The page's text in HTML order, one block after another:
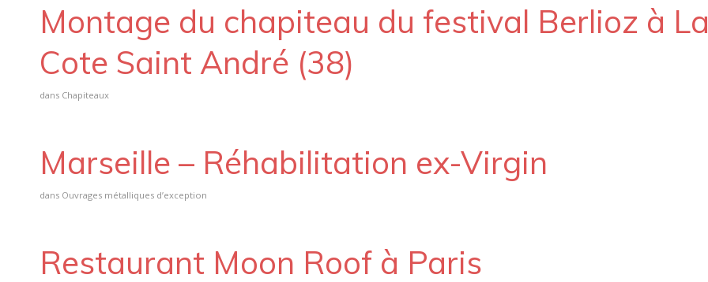
Montage du chapiteau du festival Berlioz à
Cote Saint André (38)
dans Chapiteaux
Marseille – Réhabilitation ex-Virgin
dans Ouvrages métalliques d’exception
Restaurant Moon Roof à Paris